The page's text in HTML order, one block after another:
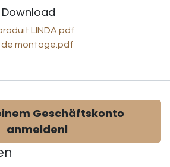
LINDA.pdf
de montage.pdf
Geschäftskonto
anmeldenl